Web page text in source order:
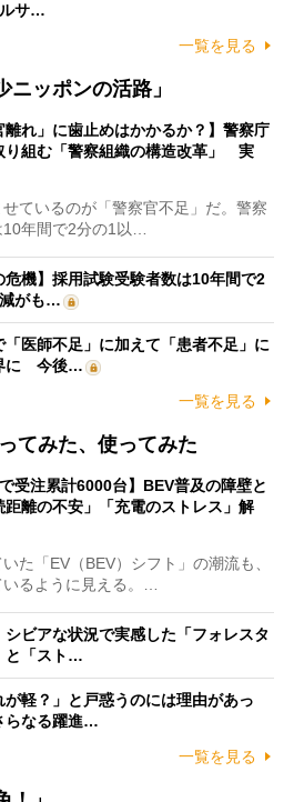
ルサ…
一覧を見る
ッポンの活路」
離れ」に歯止めはかかるか？】警察庁
り組む「警察組織の構造改革」 実
ているのが「警察官不足」だ。警察
10年間で2分の1以…
危機】採用試験受験者数は10年間で2
がも…
「医師不足」に加えて「患者不足」に
に 今後…
一覧を見る
てみた、使ってみた
で受注累計6000台】BEV普及の障壁と
距離の不安」「充電のストレス」解
た「EV（BEV）シフト」の潮流も、
るように見える。…
シビアな状況で実感した「フォレスタ
と「スト…
軽？」と戸惑うのには理由があっ
らなる躍進…
一覧を見る